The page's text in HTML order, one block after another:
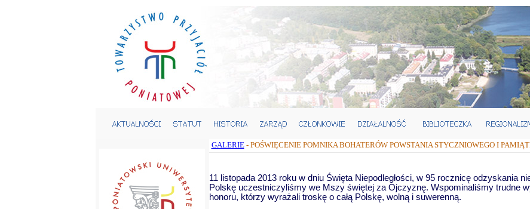
GALERIE- POŚWIĘCENIE POMNIKA BOHATERÓW POWSTANIA STYCZNIOWEGO I
11 listopada 2013 roku w dniu Święta Niepodległości, w 95 rocznicę odzyskania
Polskę uczestniczyliśmy we Mszy świętej za Ojczyznę. Wspominaliśmy trudne
honoru, którzy wyrażali troskę o całą Polskę, wolną i suwerenną.